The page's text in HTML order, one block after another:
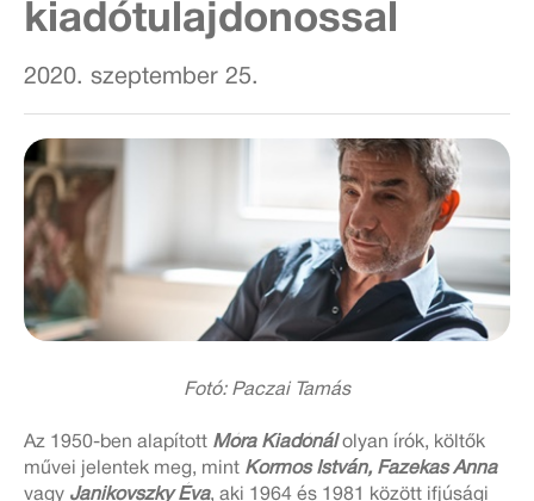
kiadótulajdonossal
2020. szeptember 25.
Fotó: Paczai Tamás
Az 1950-ben alapított Móra Kiadónálolyan írók, költők
művei jelentek meg, mint Kormos István, Fazekas Anna
vagy Janikovszky Éva, aki 1964 és 1981 között ifjúsági